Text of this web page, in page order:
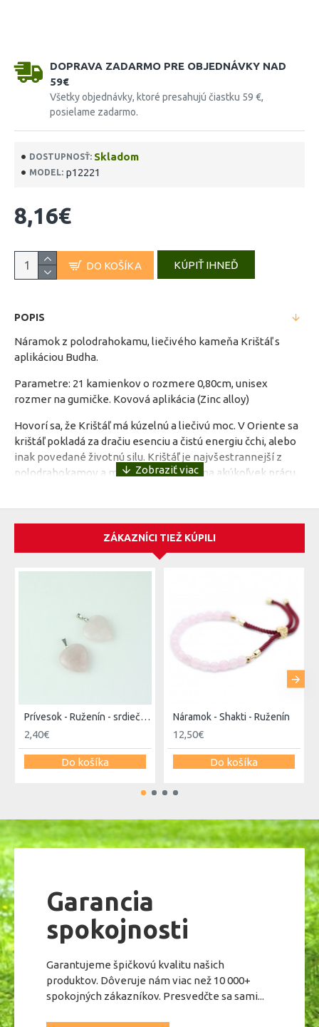
DOPRAVA ZADARMO PRE OBJEDNÁVKY NAD
59€
Všetky objednávky, ktoré presahujú čiastku 59 €,
posielame zadarmo.
DOSTUPNOSŤ: Skladom
MODEL: p12221
8,16€
DO KOŠÍKA KÚPIŤ IHNEĎ
POPIS
Náramok z polodrahokamu, liečivého kameňa Krištáľ s
aplikáciou Budha.
Parametre: 21 kamienkov o rozmere 0,80cm, unisex
rozmer na gumičke. Kovová aplikácia (Zinc alloy)
Hovorí sa, že Krištáľ má kúzelnú a liečivú moc. V Oriente sa
krištáľ pokladá za dračiu esenciu a čistú energiu čchi, alebo
inak povedané životnú silu. Krištáľ je najvšestrannejší z
polodrahokamov a môžeme ho použiť na akúkoľvek prácu,
vitality. Drúzy krištáľu umiestnené uprostred miestnosti
pomôžu žiť a pracovať v harmónii. Prináša optimizmus a
tmavé miestnosti a priestory, kde chýba slnečný svit.
Novorodenému dieťatku darujte jeho osobný krištáľ v
malom vačku, ktorý môžete umiestniť kdekoľvek v
miestnosti a ten ho potom bude sprevádzať celý jeho život.
Časom sa mu bude zvyšovať sila a poslúži ako osobný
sprievodca, talizman a zdroj svetla a nádeje
ZÁKAZNÍCI TIEŽ KÚPILI
Prívesok - Ruženín - srdiečko 15mm
2,40€
Do košíka
Náramok - Shakti - Ruženín
12,50€
Do košíka
Garancia
spokojnosti
Garantujeme špičkovú kvalitu našich
produktov. Dôveruje nám viac než 10 000+
spokojných zákazníkov. Presvedčte sa sami...